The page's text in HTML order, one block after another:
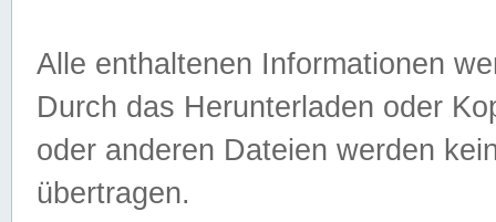
Alle enthaltenen Informationen
Durch das Herunterladen oder
oder anderen Dateien werden
übertragen.